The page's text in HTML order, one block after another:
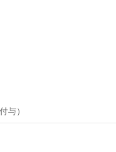
与）